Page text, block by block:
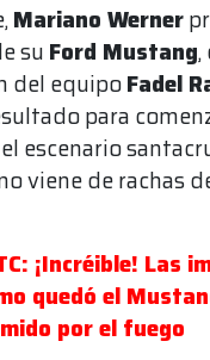
Mariano Werner
su Ford Mustang,
del equipoFadel
para
escenario
viene de rachas
¡Incréible! Las
quedó el
por el fuego